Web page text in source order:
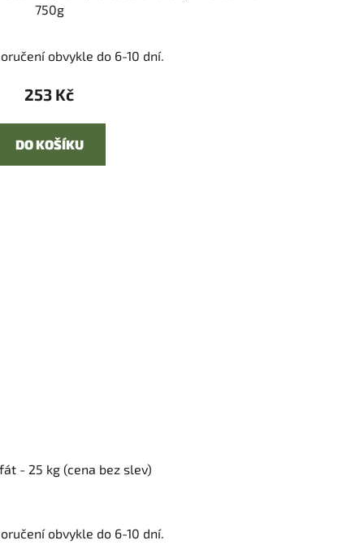
750g
obvykle do 6-10 dní.
253 Kč
DO KOŠÍKU
- 25 kg (cena bez slev)
obvykle do 6-10 dní.